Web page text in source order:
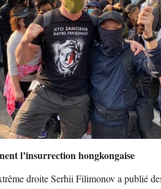
l’insurrection hongkongaise
droite Serhii Filimonov a publié